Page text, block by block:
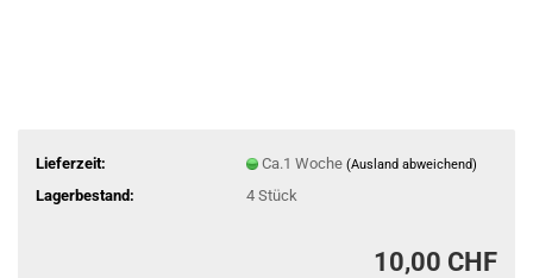
Lieferzeit: Ca.1 Woche (Ausland abweichend)
Lagerbestand: 4 Stück
10,00 CHF